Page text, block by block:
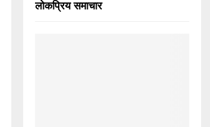
लोकप्रिय समाचार